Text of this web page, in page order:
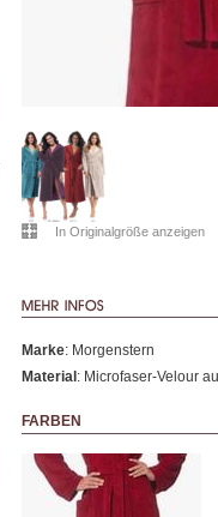
In Originalgröße anzeigen
Marke: Morgenstern
Material : Microfaser-Velour
FARBEN